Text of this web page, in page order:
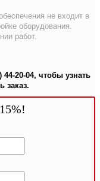
не входит в
оборудования.
работ.
44-20-04, чтобы узнать
заказ.